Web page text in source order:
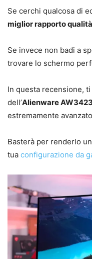
Se cerchi qualcosa di
miglior rapporto
Se invece non badi a
trovare lo schermo
In questa recensione,
dell’Alienware
estremamente
Basterà per renderlo
tua configurazione da